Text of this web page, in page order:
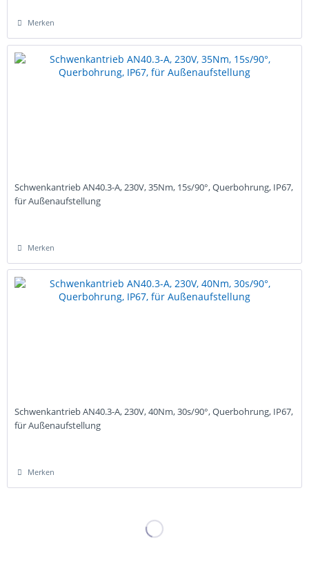
Merken
Schwenkantrieb AN40.3-A, 230V, 35Nm, 15s/90°, Querbohrung, IP67,
für Außenaufstellung
Merken
Schwenkantrieb AN40.3-A, 230V, 40Nm, 30s/90°, Querbohrung, IP67,
für Außenaufstellung
Merken